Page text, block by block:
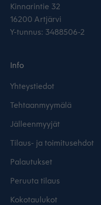
Kinnarintie 32
16200 Artjärvi
Y-tunnus: 3488506-2
Info
Yhteystiedot
Tehtaanmyymälä
Jälleenmyyjät
Tilaus- ja toimitusehdot
Palautukset
Peruuta tilaus
Kokotaulukot